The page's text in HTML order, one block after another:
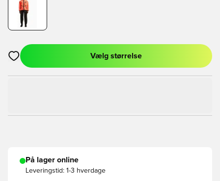
Åbner en Modal til at logge ind eller tilmelde dig som medlem
Vælg størrelse
På lager online
Leveringstid: 1-3 hverdage